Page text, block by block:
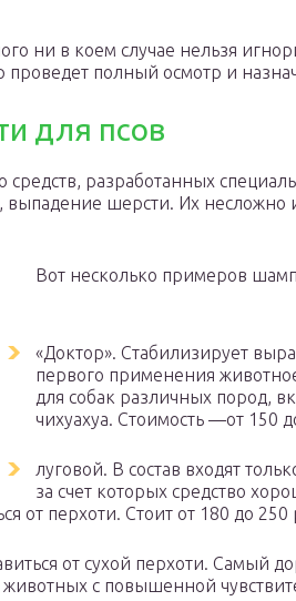
ни в коем случае нельзя
проведет полный осмотр и
для псов
средств, разработанных
шерсти. Их несложно
Вот несколько примеров
«Доктор». Стабилизирует
первого применения
для собак различных пород,
чихуахуа. Стоимость —от 150
луговой. В состав входят
за счет которых средство
от перхоти. Стоит от 180 до 250
от сухой перхоти. Самый
животных с повышенной